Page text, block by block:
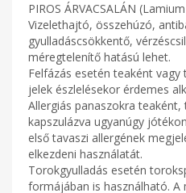
PIROS ÁRVACSALÁN
Vizelethajtó, összehúzó,
gyulladáscsökkentő,
méregtelenítő hatású lehet.
Felfázás esetén teaként
jelek észlelésekor érdemes
Allergiás panaszokra
kapszulázva ugyanúgy
első tavaszi allergének
elkezdeni használatát.
Torokgyulladás esetén
formájában is használható. A